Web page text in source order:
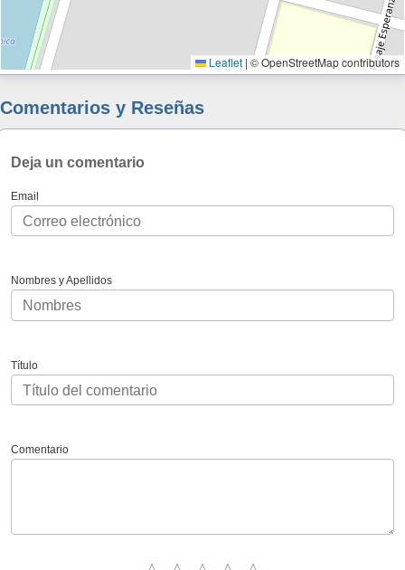
Leaflet | © OpenStreetMap contributors
Comentarios y Reseñas
Deja un comentario
Email
Nombres y Apellidos
Título
Comentario